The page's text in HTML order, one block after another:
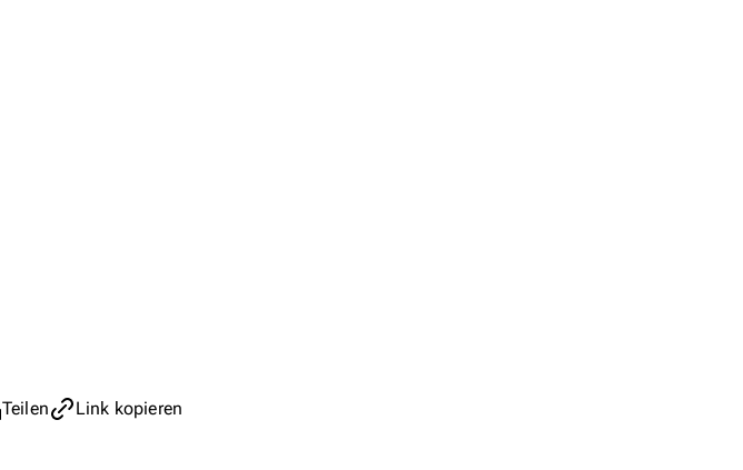
Teilen Link kopieren